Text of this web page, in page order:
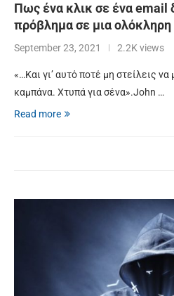
Πως ένα κλικ σε ένα email
πρόβλημα σε μια ολόκληρη
September 23, 2021 2.2K views
«…Και γι’ αυτό ποτέ μη στείλεις
καμπάνα. Χτυπά για σένα».John …
Read more